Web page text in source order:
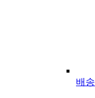
배송